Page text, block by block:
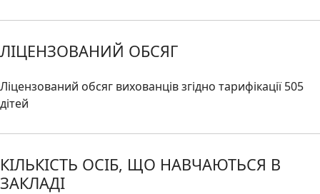
ЛІЦЕНЗОВАНИЙ ОБСЯГ
Ліцензований обсяг вихованців згідно тарифікації 505
дітей
КІЛЬКІСТЬ ОСІБ, ЩО НАВЧАЮТЬСЯ В
ЗАКЛАДІ